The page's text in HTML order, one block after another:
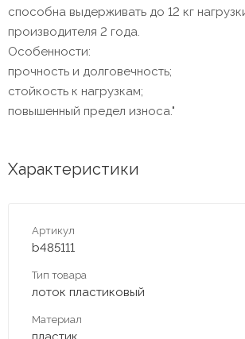
способна выдерживать до 12 кг
производителя 2 года.
Особенности:
прочность и долговечность;
стойкость к нагрузкам;
повышенный предел износа."
Характеристики
Артикул
b485111
Тип товара
лоток пластиковый
Материал